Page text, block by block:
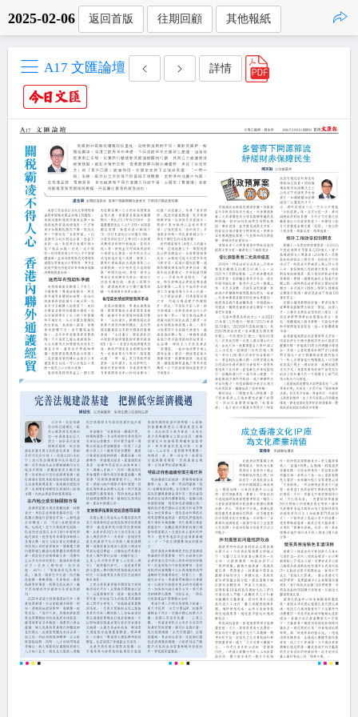
2025-02-06 返回首版 往期回顧 其他報紙
A17 文匯論壇 詳情
點擊複製